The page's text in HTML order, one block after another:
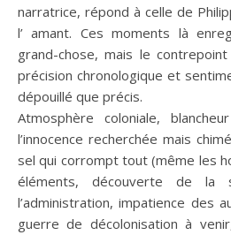
narratrice, répond à celle de
l’ amant. Ces moments là
grand-chose, mais le
précision chronologique et
dépouillé que précis.
Atmosphère coloniale,
l’innocence recherchée mais
sel qui corrompt tout (même les
éléments, découverte de la
l’administration, impatience des
guerre de décolonisation à